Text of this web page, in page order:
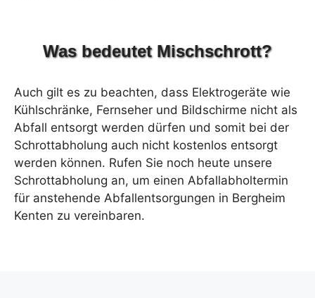
Was bedeutet Mischschrott?
Auch gilt es zu beachten, dass Elektrogeräte wie
Kühlschränke, Fernseher und Bildschirme nicht als
Abfall entsorgt werden dürfen und somit bei der
Schrottabholung auch nicht kostenlos entsorgt
werden können. Rufen Sie noch heute unsere
Schrottabholung an, um einen Abfallabholtermin
für anstehende Abfallentsorgungen in Bergheim
Kenten zu vereinbaren.